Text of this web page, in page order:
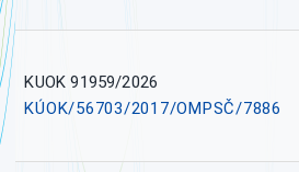
KUOK 91959/2026
KÚOK/56703/2017/OMPSČ/7886